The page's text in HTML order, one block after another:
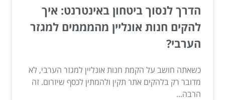
הדרך לנסוך ביטחון באינטרנט: איך
להקים חנות אונליין מהמממים למגזר
הערבי?
כשאתה חושב על הקמת חנות אונליין למגזר הערבי, לא
מדובר רק בלהקים אתר תקין ולהמתין לכסף שיזרום. זה
הרבה...